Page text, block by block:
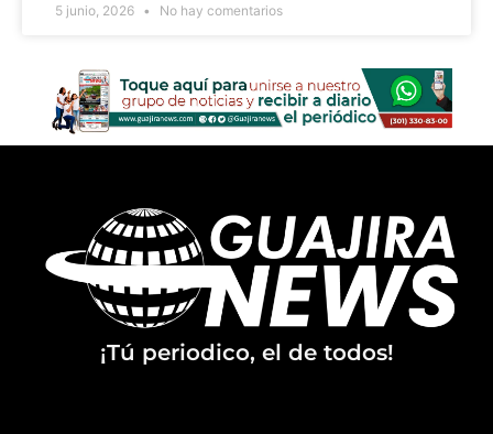
5 junio, 2026 No hay comentarios
¡Tú periodico, el de todos!